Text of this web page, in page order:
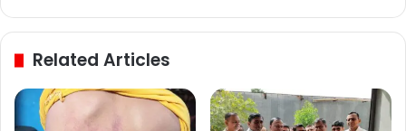
Related Articles